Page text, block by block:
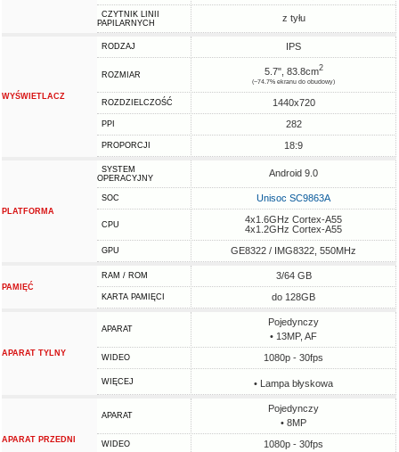
CZYTNIK LINII
PAPILARNYCH
z tyłu
WYŚWIETLACZ
RODZAJ IPS
ROZMIAR 5.7", 83.8cm2
(~74.7% ekranu do obudowy)
ROZDZIELCZOŚĆ 1440x720
PPI 282
PROPORCJI 18:9
PLATFORMA
SYSTEM
OPERACYJNY
Android 9.0
SOC Unisoc SC9863A
CPU
4x1.6GHz Cortex-A55
4x1.2GHz Cortex-A55
GPU GE8322 / IMG8322, 550MHz
PAMIĘĆ
RAM / ROM 3/64 GB
KARTA PAMIĘCI do 128GB
APARAT TYLNY
APARAT
Pojedynczy
• 13MP, AF
WIDEO 1080p - 30fps
WIĘCEJ • Lampa błyskowa
APARAT PRZEDNI
APARAT
Pojedynczy
• 8MP
WIDEO 1080p - 30fps